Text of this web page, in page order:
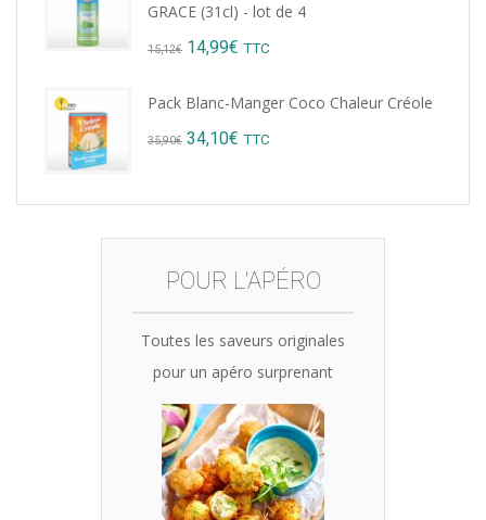
GRACE (31cl) - lot de 4
15,12€ Original
14,99€ Current
TTC
Pack Blanc-Manger Coco Chaleur Créole
35,90€ Original
was:
35,90€.
34,10€ Current
is:
34,10€.
TTC
POUR L'APÉRO
Toutes les saveurs originales
pour un apéro surprenant